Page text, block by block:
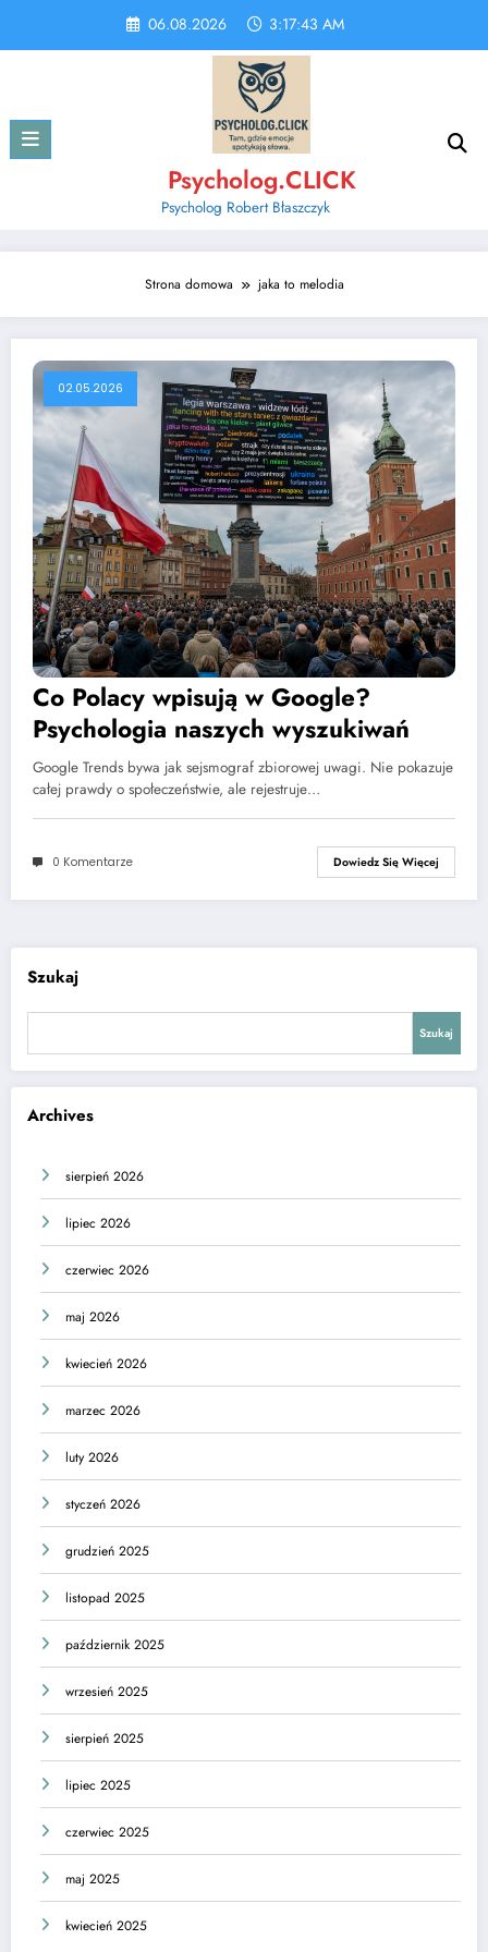
content
06.08.2026 3:17:43 AM
Psycholog.CLICK
Psycholog Robert Błaszczyk
Strona domowa jaka to melodia
02.05.2026
Co Polacy wpisują w Google?
Psychologia naszych wyszukiwań
Google Trends bywa jak sejsmograf zbiorowej uwagi. Nie pokazuje
całej prawdy o społeczeństwie, ale rejestruje…
0 Komentarze Dowiedz Się Więcej
Szukaj
Szukaj
Archives
sierpień 2026
lipiec 2026
czerwiec 2026
maj 2026
kwiecień 2026
marzec 2026
luty 2026
styczeń 2026
grudzień 2025
listopad 2025
październik 2025
wrzesień 2025
sierpień 2025
lipiec 2025
czerwiec 2025
maj 2025
kwiecień 2025